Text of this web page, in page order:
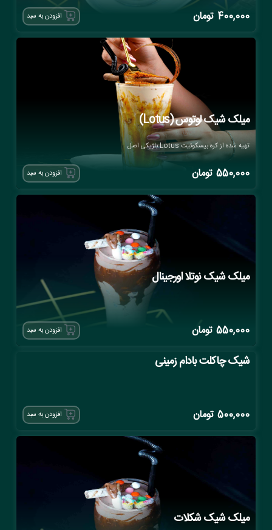
400,000 تومان افزودن به سبد
میلک شیک لوتوس (Lotus)
تهیه شده از کره بیسکوئیت Lotus بلژیکی اصل
550,000 تومان افزودن به سبد
میلک شیک نوتلا اورجینال
550,000 تومان افزودن به سبد
شیک چاکلت بادام زمینی
500,000 تومان افزودن به سبد
میلک شیک شکلات